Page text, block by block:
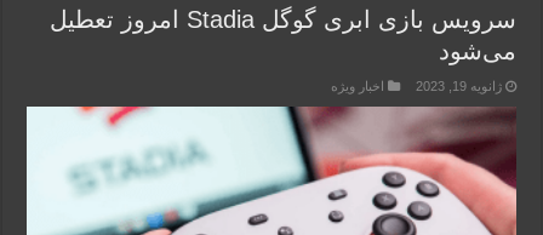
سرویس بازی ابری گوگل Stadia امروز تعطیل
می‌شود
ژانویه 19, 2023 اخبار ویژه